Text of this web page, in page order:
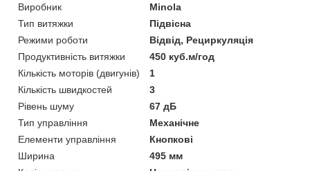
Виробник
Minola
Тип витяжки
Підвісна
Режими роботи
Відвід, Рециркуляція
Продуктивність витяжки
450 куб.м/год
Кількість моторів (двигунів)
1
Кількість швидкостей
3
Рівень шуму
67 дБ
Тип управління
Механічне
Елементи управління
Кнопкові
Ширина
495 мм